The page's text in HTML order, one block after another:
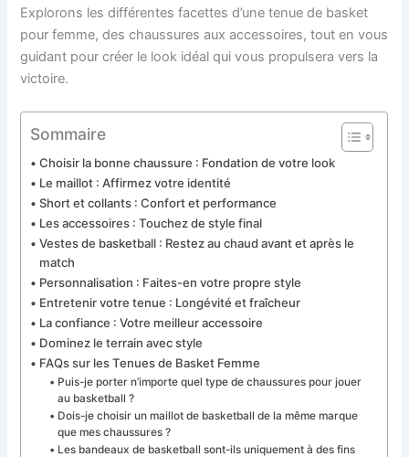
Explorons les différentes facettes d’une tenue de basket
pour femme, des chaussures aux accessoires, tout en vous
guidant pour créer le look idéal qui vous propulsera vers la
victoire.
Sommaire
Choisir la bonne chaussure : Fondation de votre look
Le maillot : Affirmez votre identité
Short et collants : Confort et performance
Les accessoires : Touchez de style final
Vestes de basketball : Restez au chaud avant et après le
match
Personnalisation : Faites-en votre propre style
Entretenir votre tenue : Longévité et fraîcheur
La confiance : Votre meilleur accessoire
Dominez le terrain avec style
FAQs sur les Tenues de Basket Femme
Puis-je porter n’importe quel type de chaussures pour jouer
au basketball ?
Dois-je choisir un maillot de basketball de la même marque
que mes chaussures ?
Les bandeaux de basketball sont-ils uniquement à des fins